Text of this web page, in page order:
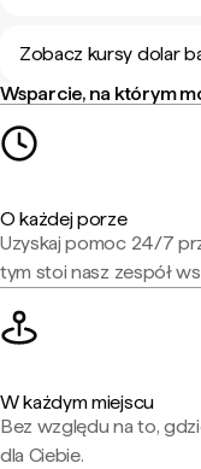
Zobacz kursy dolar
Wsparcie, na którym
O każdej porze
Uzyskaj pomoc 24/7
tym stoi nasz zespół
W każdym miejscu
Bez względu na to,
dla Ciebie.